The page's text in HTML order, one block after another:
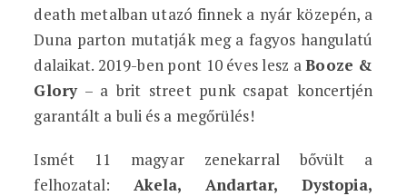
death metalban utazó finnek a nyár közepén, a
Duna parton mutatják meg a fagyos hangulatú
dalaikat. 2019-ben pont 10 éves lesz aBooze &
Glory– a brit street punk csapat koncertjén
garantált a buli és a megőrülés!
Ismét 11 magyar zenekarral bővült a
felhozatal: Akela, Andartar, Dystopia,